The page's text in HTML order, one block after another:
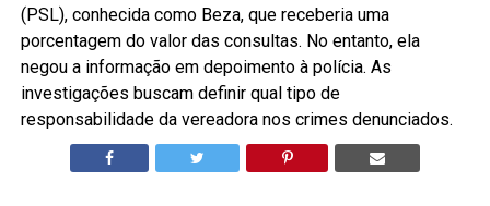
(PSL), conhecida como Beza, que receberia uma
porcentagem do valor das consultas. No entanto, ela
negou a informação em depoimento à polícia. As
investigações buscam definir qual tipo de
responsabilidade da vereadora nos crimes denunciados.